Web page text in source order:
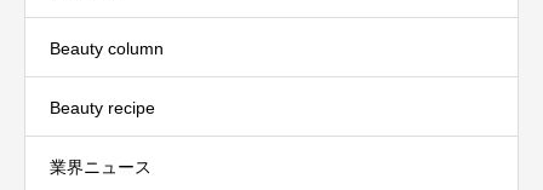
Beauty column
Beauty recipe
業界ニュース